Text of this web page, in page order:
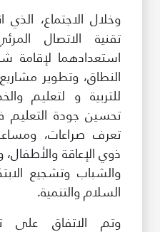
©حقوق الطبع والنشر
شروط
سياسة
حقوق
إخلاء
سياسة وإجراءات
سياسة
وخلال الاجتماع، الذي
تقنية الاتصال
استعدادهما لإقامة
النطاق، وتطوير
للتربية و لتعليم
تحسين جودة التعليم
تعرف صراعات،
ذوي الإعاقة
والشباب وتشجيع
السلام والتنمية.
وتم الاتفاق على